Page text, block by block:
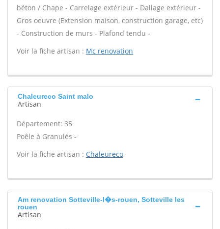
béton / Chape - Carrelage extérieur - Dallage extérieur -
Gros oeuvre (Extension maison, construction garage, etc)
- Construction de murs - Plafond tendu -
Voir la fiche artisan : Mc renovation
Chaleureco Saint malo
Artisan
Département: 35
Poêle à Granulés -
Voir la fiche artisan : Chaleureco
Am renovation Sotteville-l�s-rouen, Sotteville les
rouen
Artisan